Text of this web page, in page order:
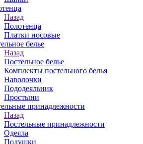
Назад
Полотенца
Платки носовые
белье
Назад
Постельное белье
Комплекты постельного белья
Наволочки
Пододеяльник
Простыни
принадлежности
Назад
Постельные принадлежности
Одеяла
Подушки